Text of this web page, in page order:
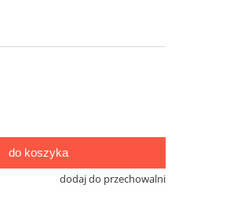
do koszyka
dodaj do przechowalni